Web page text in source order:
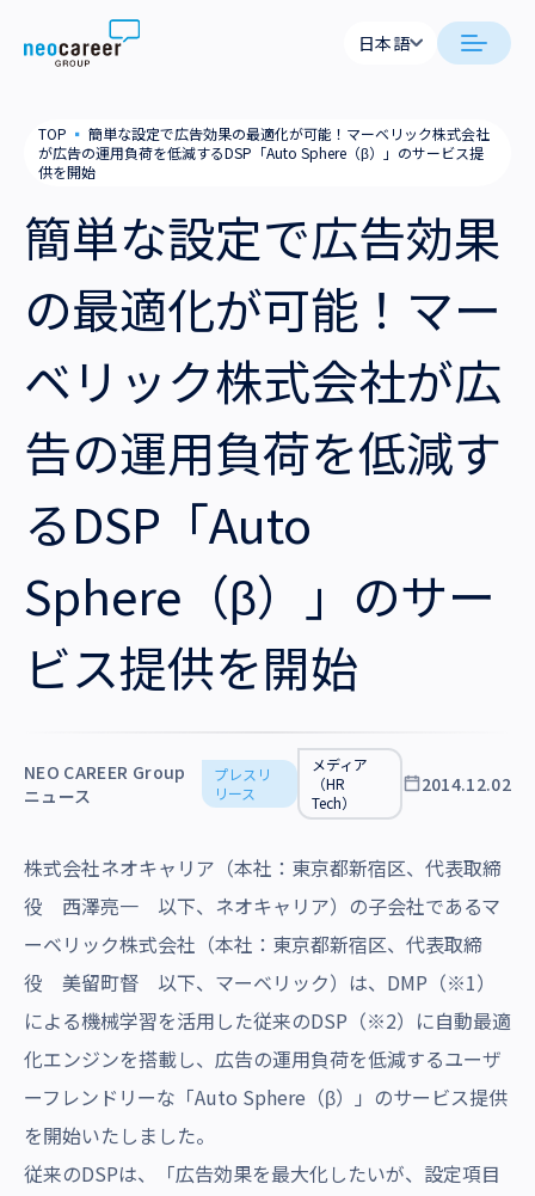
Skip to content
日本語
English
neocareer について
代表メッセージ
私たちの考え方
採用支援
就労支援
業務支援
企業情報
会社概要
役員一覧
拠点一覧
沿革・受賞歴
ニュース
サステナビリティ
採用情報
日本語
English
TOP ▪ 簡単な設定で広告効果の最適化が可能！マーベリック株式会社
が広告の運用負荷を低減するDSP「Auto Sphere（β）」のサービス提
供を開始
簡単な設定で広告効果
の最適化が可能！マー
ベリック株式会社が広
告の運用負荷を低減す
るDSP「Auto
Sphere（β）」のサー
ビス提供を開始
NEO CAREER Group
ニュース
プレスリ
リース
メディア
（HR
Tech）
2014.12.02
株式会社ネオキャリア（本社：東京都新宿区、代表取締
役 西澤亮一 以下、ネオキャリア）の子会社であるマ
ーベリック株式会社（本社：東京都新宿区、代表取締
役 美留町督 以下、マーベリック）は、DMP（※1）
による機械学習を活用した従来のDSP（※2）に自動最適
化エンジンを搭載し、広告の運用負荷を低減するユーザ
ーフレンドリーな「Auto Sphere（β）」のサービス提供
を開始いたしました。
従来のDSPは、「広告効果を最大化したいが、設定項目